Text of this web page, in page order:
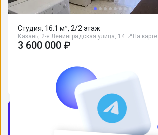
Студия, 16.1 м², 2/2 этаж
Казань, 2-я Ленинградская улица, 14 📍 На карте
3 600 000 ₽
Авиастроительная
8 мин
Яшьлек (Юность)
8 мин
Домклик